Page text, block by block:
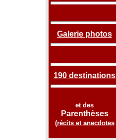
Galerie photos
190 destinations
et des
Parenthèses
(récits et anecdotes